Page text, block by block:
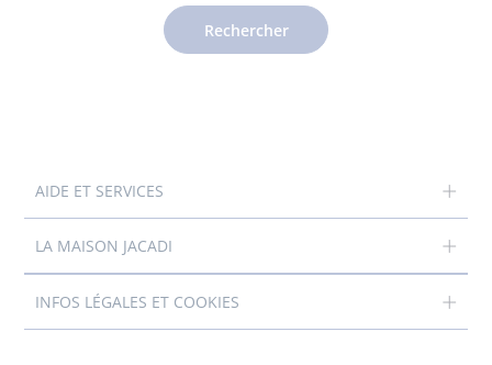
Rechercher
AIDE ET SERVICES
LA MAISON JACADI
INFOS LÉGALES ET COOKIES